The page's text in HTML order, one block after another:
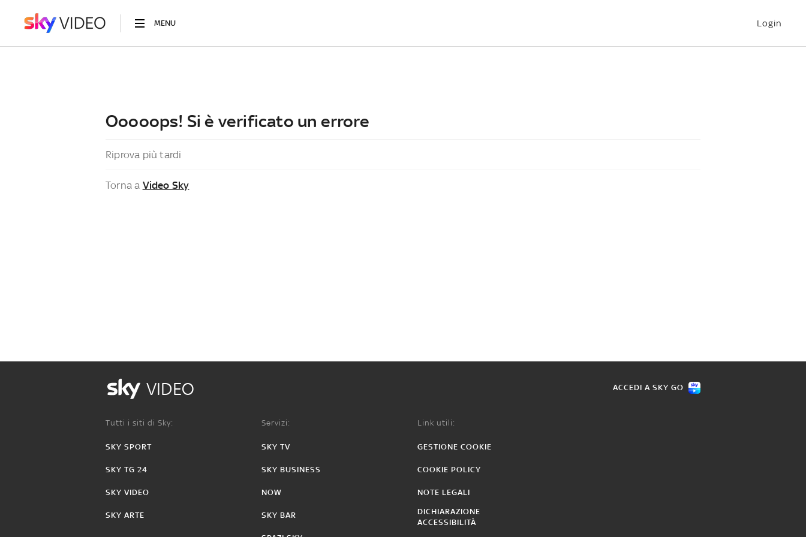
MENU Login
Ooooops! Si è verificato un errore
Riprova più tardi
Torna a Video Sky
VIDEO ACCEDI A SKY GO
Tutti i siti di Sky:
SKY SPORT
SKY TG 24
SKY VIDEO
SKY ARTE
Servizi:
SKY TV
SKY BUSINESS
NOW
SKY BAR
Link utili:
GESTIONE COOKIE
COOKIE POLICY
NOTE LEGALI
DICHIARAZIONE
ACCESSIBILITÀ